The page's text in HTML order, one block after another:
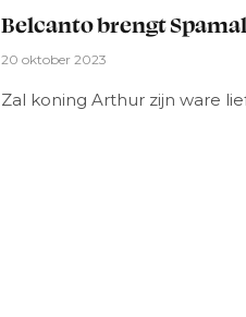
Belcanto brengt
20 oktober 2023
Zal koning Arthur zijn ware